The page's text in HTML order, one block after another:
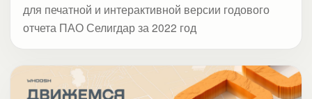
для печатной и интерактивной версии годового
отчета ПАО Селигдар за 2022 год